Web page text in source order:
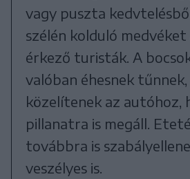
vagy puszta
szélén kolduló medvéket
érkező turisták. A
valóban éhesnek tűnnek,
közelítenek az autóhoz,
pillanatra is megáll.
továbbra is
veszélyes is.